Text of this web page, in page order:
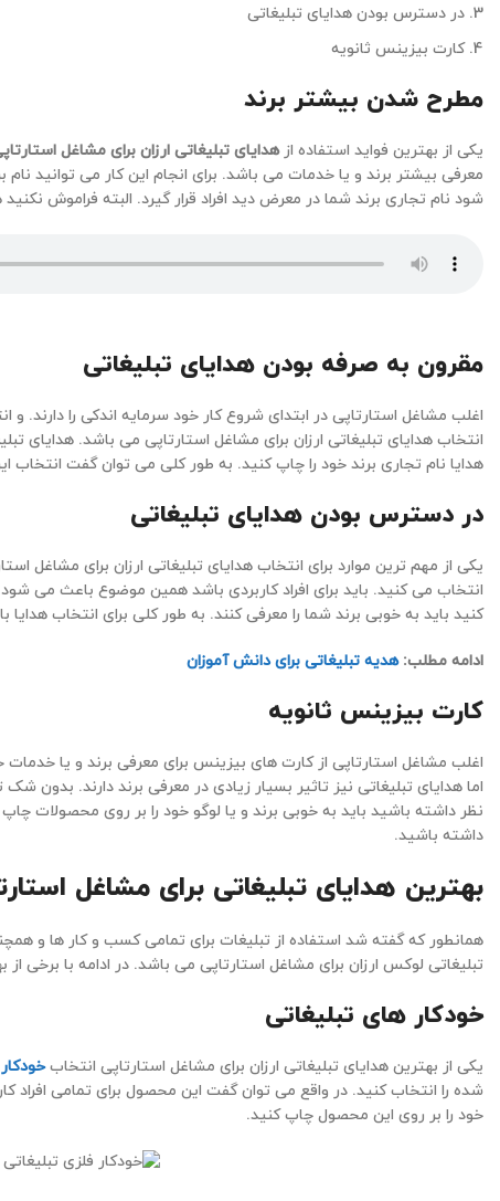
در دسترس بودن هدایای تبلیغاتی
کارت بیزینس ثانویه
مطرح شدن بیشتر برند
یکی از بهترین فواید استفاده ازهدایای تبلیغاتی ارزان برای مشاغل
معرفی بیشتر برند و یا خدمات می باشد. برای انجام این کار می توانید
شود نام تجاری برند شما در معرض دید افراد قرار گیرد. البته فراموش
مقرون به صرفه بودن هدایای تبلیغاتی
اغلب مشاغل استارتاپی در ابتدای شروع کار خود سرمایه اندکی را دارند.
انتخاب هدایای تبلیغاتی ارزان برای مشاغل استارتاپی می باشد. هدایای
هدایا نام تجاری برند خود را چاپ کنید. به طور کلی می توان گفت
در دسترس بودن هدایای تبلیغاتی
یکی از مهم ترین موارد برای انتخاب هدایای تبلیغاتی ارزان برای مشاغل
انتخاب می کنید. باید برای افراد کاربردی باشد همین موضوع باعث می
کنید باید به خوبی برند شما را معرفی کنند. به طور کلی برای انتخاب هدایا
ادامه مطلب:هدیه تبلیغاتی برای دانش آموزان
کارت بیزینس ثانویه
اغلب مشاغل استارتاپی از کارت های بیزینس برای معرفی برند و یا
اما هدایای تبلیغاتی نیز تاثیر بسیار زیادی در معرفی برند دارند. بدون
نظر داشته باشید باید به خوبی برند و یا لوگو خود را بر روی محصولات
داشته باشید.
بهترین هدایای تبلیغاتی برای مشاغل
همانطور که گفته شد استفاده از تبلیغات برای تمامی کسب و کار ها و
تبلیغاتی لوکس ارزان برای مشاغل استارتاپی می باشد. در ادامه با برخی
خودکار های تبلیغاتی
یکی از بهترین هدایای تبلیغاتی ارزان برای مشاغل استارتاپی انتخاب
شده را انتخاب کنید. در واقع می توان گفت این محصول برای تمامی افراد
خود را بر روی این محصول چاپ کنید.